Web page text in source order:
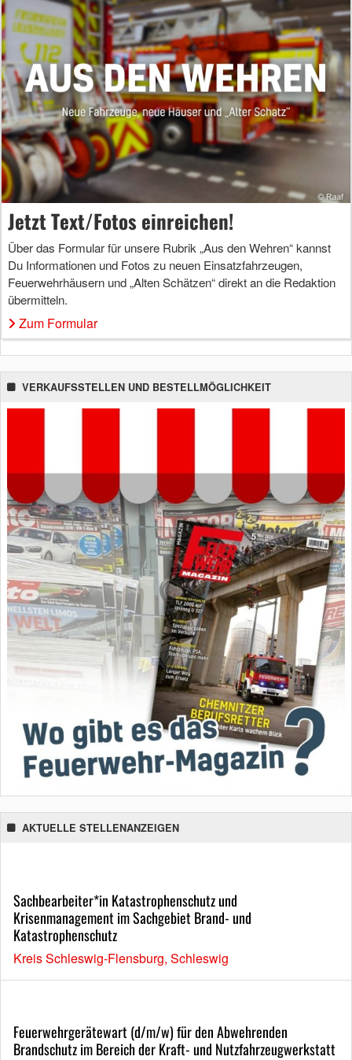
Jetzt Text/Fotos einreichen!
Über das Formular für unsere Rubrik „Aus den Wehren“ kannst
Du Informationen und Fotos zu neuen Einsatzfahrzeugen,
Feuerwehrhäusern und „Alten Schätzen“ direkt an die Redaktion
übermitteln.
Zum Formular
VERKAUFSSTELLEN UND BESTELLMÖGLICHKEIT
AKTUELLE STELLENANZEIGEN
Sachbearbeiter*in Katastrophenschutz und
Krisenmanagement im Sachgebiet Brand- und
Katastrophenschutz
Kreis Schleswig-Flensburg, Schleswig
Feuerwehrgerätewart (d/m/w) für den Abwehrenden
Brandschutz im Bereich der Kraft- und Nutzfahrzeugwerkstatt